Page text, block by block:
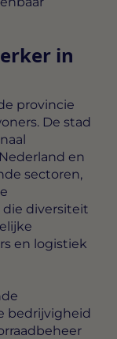
in
provincie
De stad
en
sectoren,
diversiteit
en logistiek
bedrijvigheid